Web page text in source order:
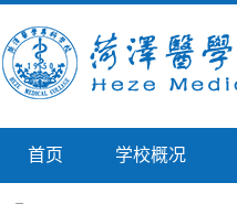
首页 学校概况